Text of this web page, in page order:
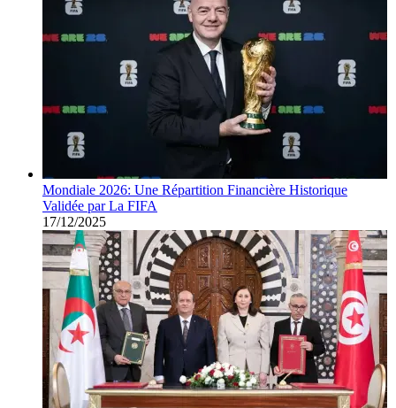
Mondiale 2026: Une Répartition Financière Historique
Validée par La FIFA
17/12/2025